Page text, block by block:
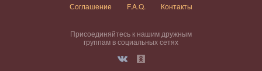
Соглашение F.A.Q. Контакты
Присоединяйтесь к нашим дружным
группам в социальных сетях